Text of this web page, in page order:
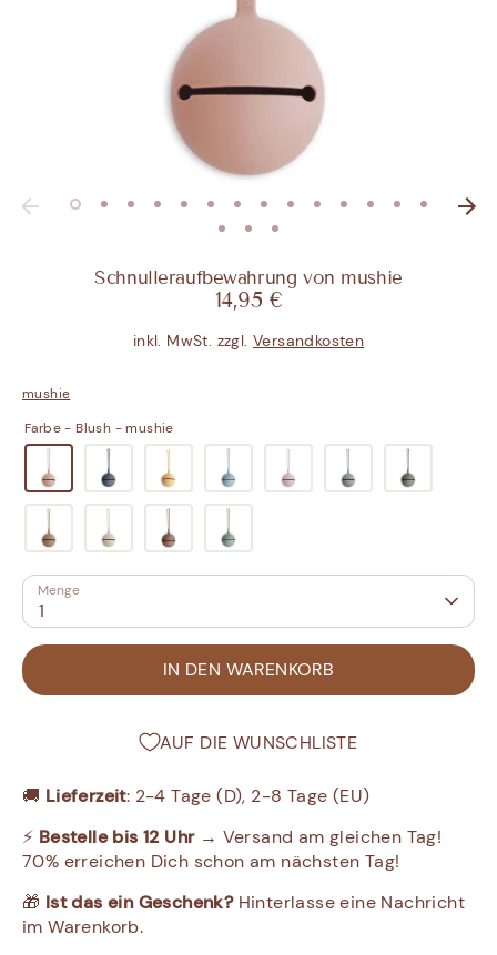
Schnulleraufbewahrung von mushie
14,95 €
inkl. MwSt. zzgl. Versandkosten
mushie
Farbe - Blush - mushie
Menge
1
IN DEN WARENKORB
AUF DIE WUNSCHLISTE
🚚 Lieferzeit: 2-4 Tage (D), 2-8 Tage (EU)
⚡ Bestelle bis 12 Uhr→ Versand am gleichen Tag!
70% erreichen Dich schon am nächsten Tag!
🎁 Ist das ein Geschenk? Hinterlasse eine Nachricht
im Warenkorb.